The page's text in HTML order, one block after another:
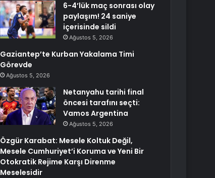
6-4’lük maç sonrası olay
paylaşım! 24 saniye
içerisinde sildi
Ağustos 5, 2026
Gaziantep’te Kurban Yakalama Timi
Görevde
Ağustos 5, 2026
Netanyahu tarihi final
öncesi tarafını seçti:
Vamos Argentina
Ağustos 5, 2026
Özgür Karabat: Mesele Koltuk Değil,
Mesele Cumhuriyet’i Koruma ve Yeni Bir
Otokratik Rejime Karşı Direnme
Meselesidir